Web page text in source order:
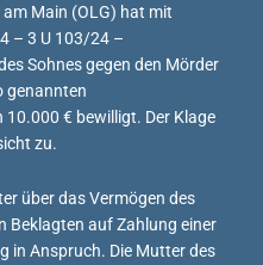
Main (OLG) hat mit
– 3 U 103/24 –
Sohnes gegen den Mörder
genannten
10.000 € bewilligt. Der Klage
zu.
über das Vermögen des
Beklagten auf Zahlung einer
in Anspruch. Die Mutter des